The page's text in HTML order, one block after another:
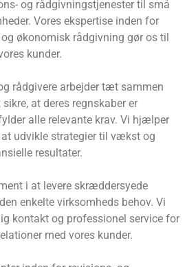
og rådgivningstjenester til små
Vores ekspertise inden for
økonomisk rådgivning gør os til
kunder.
rådgivere arbejder tæt sammen
at deres regnskaber er
alle relevante krav. Vi hjælper
udvikle strategier til vækst og
resultater.
i at levere skræddersyede
enkelte virksomheds behov. Vi
kontakt og professionel service for
med vores kunder.